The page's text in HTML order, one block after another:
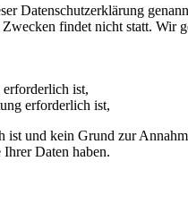
Datenschutzerklärung
findet nicht statt. Wir
ist,
erforderlich ist,
und kein Grund zur
Daten haben.